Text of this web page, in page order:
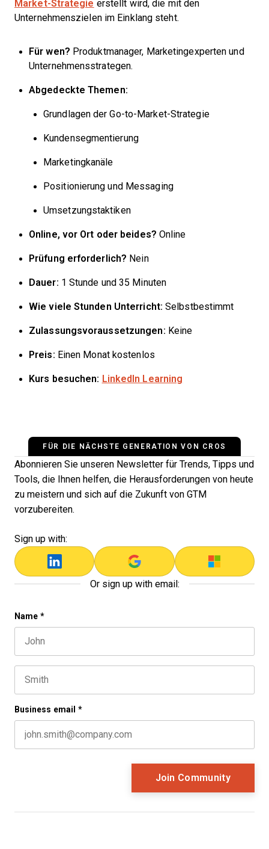
Market-Strategie erstellt wird, die mit den
Unternehmenszielen im Einklang steht.
Für wen? Produktmanager, Marketingexperten und
Unternehmensstrategen.
Abgedeckte Themen:
Grundlagen der Go-to-Market-Strategie
Kundensegmentierung
Marketingkanäle
Positionierung und Messaging
Umsetzungstaktiken
Online, vor Ort oder beides? Online
Prüfung erforderlich? Nein
Dauer: 1 Stunde und 35 Minuten
Wie viele Stunden Unterricht: Selbstbestimmt
Zulassungsvoraussetzungen: Keine
Preis: Einen Monat kostenlos
Kurs besuchen: LinkedIn Learning
FÜR DIE NÄCHSTE GENERATION VON CROS
Abonnieren Sie unseren Newsletter für Trends, Tipps und
Tools, die Ihnen helfen, die Herausforderungen von heute
zu meistern und sich auf die Zukunft von GTM
vorzubereiten.
Sign up with:
Or sign up with email:
LinkedIn
This field is for validation purposes and should be left
Name *
Business email *